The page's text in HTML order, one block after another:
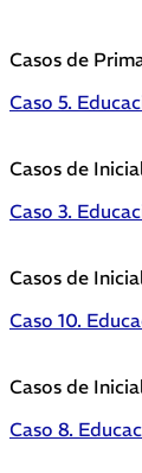
Casos de
Caso 5.
Casos de
Caso 3.
Casos de
Caso 10.
Casos de
Caso 8.